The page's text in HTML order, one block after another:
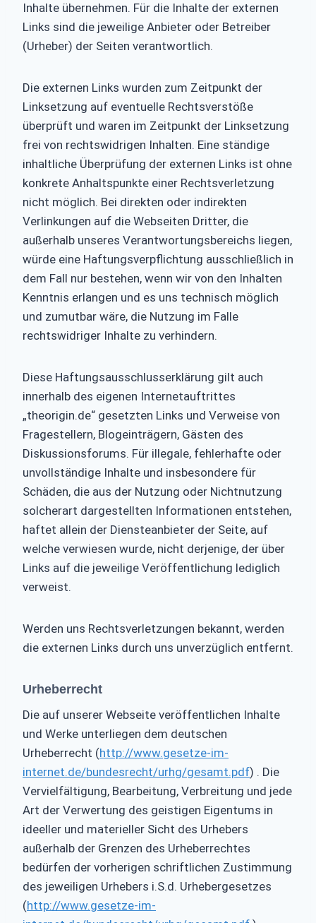
Inhalte übernehmen. Für die Inhalte der externen
Links sind die jeweilige Anbieter oder Betreiber
(Urheber) der Seiten verantwortlich.
Die externen Links wurden zum Zeitpunkt der
Linksetzung auf eventuelle Rechtsverstöße
überprüft und waren im Zeitpunkt der Linksetzung
frei von rechtswidrigen Inhalten. Eine ständige
inhaltliche Überprüfung der externen Links ist ohne
konkrete Anhaltspunkte einer Rechtsverletzung
nicht möglich. Bei direkten oder indirekten
Verlinkungen auf die Webseiten Dritter, die
außerhalb unseres Verantwortungsbereichs liegen,
würde eine Haftungsverpflichtung ausschließlich in
dem Fall nur bestehen, wenn wir von den Inhalten
Kenntnis erlangen und es uns technisch möglich
und zumutbar wäre, die Nutzung im Falle
rechtswidriger Inhalte zu verhindern.
Diese Haftungsausschlusserklärung gilt auch
innerhalb des eigenen Internetauftrittes
„theorigin.de“ gesetzten Links und Verweise von
Fragestellern, Blogeinträgern, Gästen des
Diskussionsforums. Für illegale, fehlerhafte oder
unvollständige Inhalte und insbesondere für
Schäden, die aus der Nutzung oder Nichtnutzung
solcherart dargestellten Informationen entstehen,
haftet allein der Diensteanbieter der Seite, auf
welche verwiesen wurde, nicht derjenige, der über
Links auf die jeweilige Veröffentlichung lediglich
verweist.
Werden uns Rechtsverletzungen bekannt, werden
die externen Links durch uns unverzüglich entfernt.
Urheberrecht
Die auf unserer Webseite veröffentlichen Inhalte
und Werke unterliegen dem deutschen
Urheberrecht (http://www.gesetze-im-
internet.de/bundesrecht/urhg/gesamt.pdf) . Die
Vervielfältigung, Bearbeitung, Verbreitung und jede
Art der Verwertung des geistigen Eigentums in
ideeller und materieller Sicht des Urhebers
außerhalb der Grenzen des Urheberrechtes
bedürfen der vorherigen schriftlichen Zustimmung
des jeweiligen Urhebers i.S.d. Urhebergesetzes
(http://www.gesetze-im-